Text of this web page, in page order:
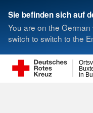
Sie befinden sich auf
You are on the
switch to switch to the
in